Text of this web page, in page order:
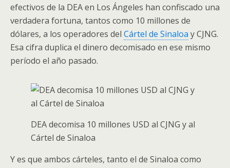
efectivos de la DEA en Los Ángeles han confiscado una
verdadera fortuna, tantos como 10 millones de
dólares, a los operadores del Cártel de Sinaloa y CJNG.
Esa cifra duplica el dinero decomisado en ese mismo
período el año pasado.
DEA decomisa 10 millones USD al CJNG y al
Cártel de Sinaloa
Y es que ambos cárteles, tanto el de Sinaloa como